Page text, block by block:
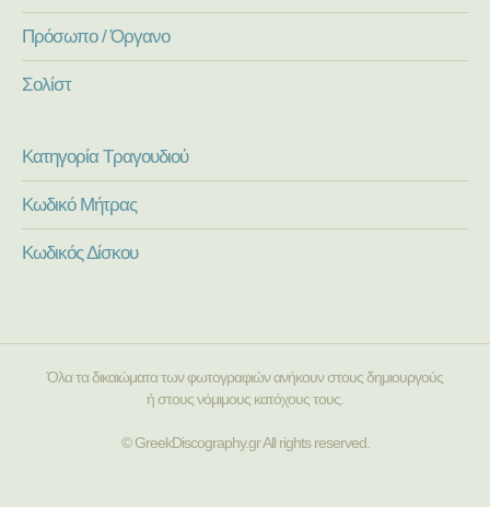
Πρόσωπο / Όργανο
Σολίστ
Κατηγορία Τραγουδιού
Κωδικό Μήτρας
Κωδικός Δίσκου
Όλα τα δικαιώματα των φωτογραφιών ανήκουν στους δημιουργούς
ή στους νόμιμους κατόχους τους.
© GreekDiscography.gr All rights reserved.